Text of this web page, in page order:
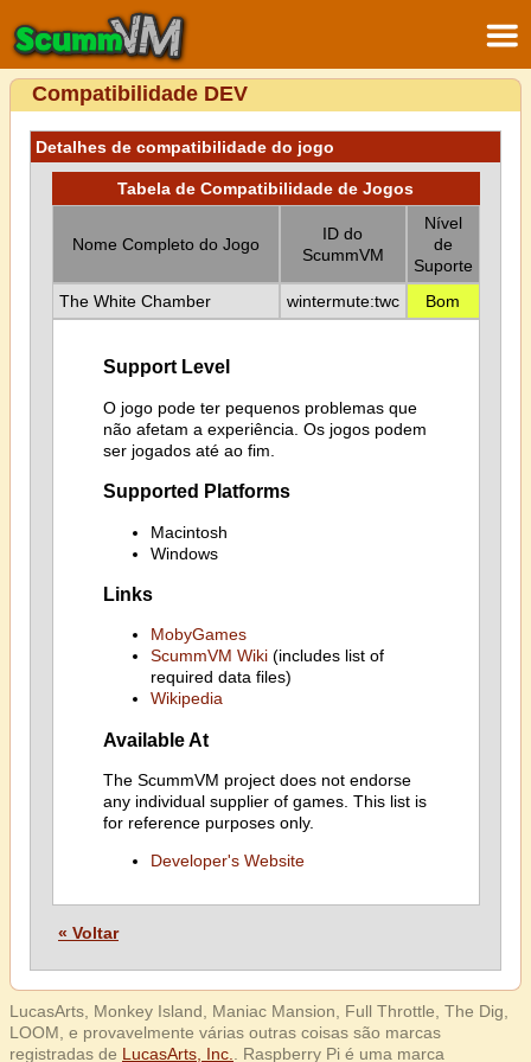
Compatibilidade DEV
Detalhes de compatibilidade do jogo
Tabela de Compatibilidade de Jogos
Nome Completo do Jogo
ID do
ScummVM
Nível
de
Suporte
The White Chamber
wintermute:twc Bom
Support Level
O jogo pode ter pequenos problemas que
não afetam a experiência. Os jogos podem
ser jogados até ao fim.
Supported Platforms
Macintosh
Windows
Links
MobyGames
ScummVM Wiki(includes list of
required data files)
Wikipedia
Available At
The ScummVM project does not endorse
any individual supplier of games. This list is
for reference purposes only.
Developer's Website
« Voltar
LucasArts, Monkey Island, Maniac Mansion, Full Throttle, The Dig,
LOOM, e provavelmente várias outras coisas são marcas
registradas de LucasArts, Inc. . Raspberry Pi é uma marca